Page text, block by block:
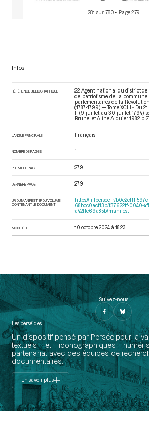
281 sur 780 • Page 279
Infos
RÉFÉRENCE BIBLIOGRAPHIQUE
22. Agent national du district de
de patriotisme de la commune
parlementaires de la
(1787-1799) — Tome XCIII - Du
II (9 juillet au 30 juillet 1794),
Brunel et Aline Alquier. 1982. p.
LANGUE PRINCIPALE Français
NOMBRE DE PAGES 1
PREMIÈRE PAGE 279
DERNIÈRE PAGE 279
URI DU MANIFEST IIIF DU VOLUME
CONTENANT LE DOCUMENT
https://iiif.persee.fr/b0e2cf11-
68bcc0acf13b/f37622ff-0040-
a42f1e69a85b/manifest
MODIFIÉ LE 10 octobre 2024 à 18:23
Suivez-nous
Les perséides
Un dispositif pensé par Persée pour la
textuels et iconographiques
partenariat avec des équipes de
documentaires.
En savoir plus